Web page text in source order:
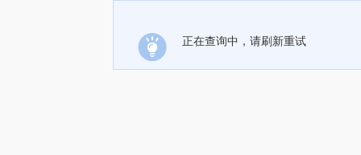
正在查询中，请刷新重试